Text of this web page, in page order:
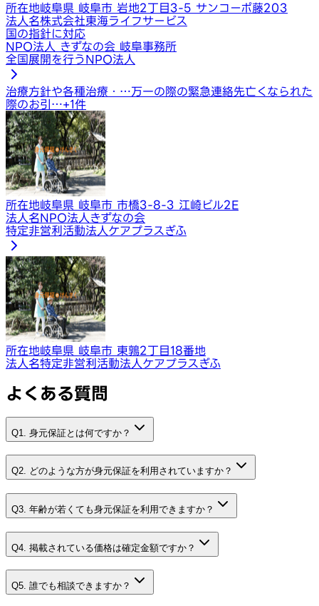
所在地岐阜県 岐阜市 岩地2丁目3-5 サンコーポ藤203
法人名株式会社東海ライフサービス
国の指針に対応
NPO法人 きずなの会 岐阜事務所
全国展開を行うNPO法人
治療方針や各種治療・…万一の際の緊急連絡先亡くなられた
際のお引…+1件
所在地岐阜県 岐阜市 市橋3-8-3 江崎ビル2E
法人名NPO法人きずなの会
特定非営利活動法人ケアプラスぎふ
所在地岐阜県 岐阜市 東鶉2丁目18番地
法人名特定非営利活動法人ケアプラスぎふ
よくある質問
Q1. 身元保証とは何ですか？
Q2. どのような方が身元保証を利用されていますか？
Q3. 年齢が若くても身元保証を利用できますか？
Q4. 掲載されている価格は確定金額ですか？
Q5. 誰でも相談できますか？